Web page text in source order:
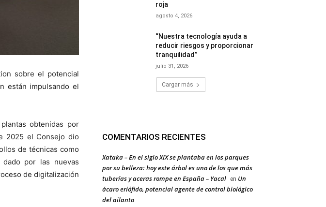
sobre el potencial
están impulsando el
obtenidas por
2025 el Consejo dio
de técnicas como
por las nuevas
de digitalización
roja
agosto 4, 2026
“Nuestra tecnología ayuda a
reducir riesgos y proporcionar
tranquilidad”
julio 31, 2026
Cargar más
COMENTARIOS RECIENTES
Xataka – En el siglo XIX se plantaba en los parques
por su belleza: hoy este árbol es uno de los que más
tuberías y aceras rompe en España – Yacal
en Un
ácaro eriófido, potencial agente de control biológico
del ailanto